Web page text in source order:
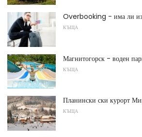
Overbooking - има ли
КЪЩА
Магнитогорск - воден
КЪЩА
Планински ски курорт
КЪЩА